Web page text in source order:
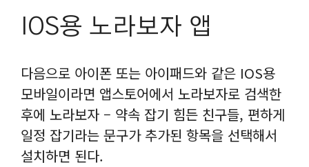
IOS용 노라보자 앱
다음으로 아이폰 또는 아이패드와 같은 IOS용
모바일이라면 앱스토어에서 노라보자로 검색한
후에 노라보자 – 약속 잡기 힘든 친구들, 편하게
일정 잡기라는 문구가 추가된 항목을 선택해서
설치하면 된다.